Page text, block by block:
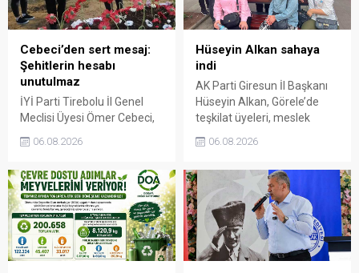
Cebeci’den sert mesaj:
Şehitlerin hesabı
unutulmaz
İYİ Parti Tirebolu İl Genel
Meclisi Üyesi Ömer Cebeci,
Cemiyeti’nin Milli Mücadele
çekti. Cebeci, Giresun’un
bağımsızlık mücadelesinde
üstlendiği tarihi
sorumluluğun gelecek
nesillere doğru anlatılması
gerektiğini söyledi.
06.08.2026
Hüseyin Alkan sahaya
indi
AK Parti Giresun İl Başkanı
Hüseyin Alkan, Görele’de
teşkilat üyeleri, meslek
gelerek talep ve beklentileri
06.08.2026